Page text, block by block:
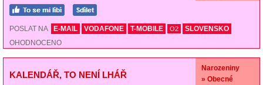
POSLAT NA E-MAIL VODAFONE T-MOBILE O2
SLOVENSKO
OHODNOCENO
KALENDÁŘ, TO NENÍ LHÁŘ
Narozeniny
» Obecné